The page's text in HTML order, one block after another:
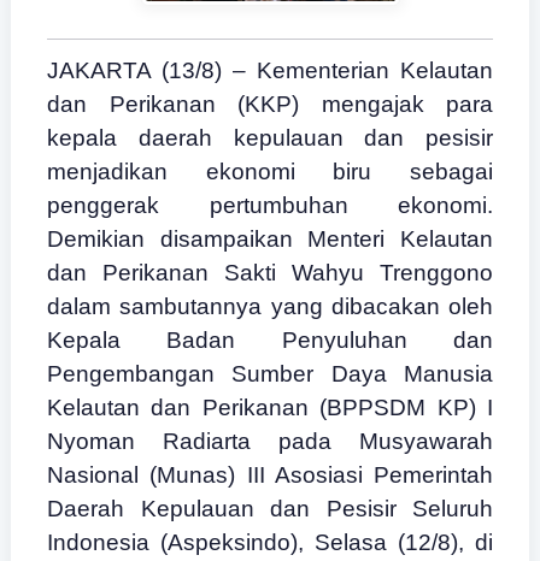
JAKARTA (13/8) – Kementerian Kelautan
dan Perikanan (KKP) mengajak para
kepala daerah kepulauan dan pesisir
menjadikan ekonomi biru sebagai
penggerak pertumbuhan ekonomi.
Demikian disampaikan Menteri Kelautan
dan Perikanan Sakti Wahyu Trenggono
dalam sambutannya yang dibacakan oleh
Kepala Badan Penyuluhan dan
Pengembangan Sumber Daya Manusia
Kelautan dan Perikanan (BPPSDM KP) I
Nyoman Radiarta pada Musyawarah
Nasional (Munas) III Asosiasi Pemerintah
Daerah Kepulauan dan Pesisir Seluruh
Indonesia (Aspeksindo), Selasa (12/8), di